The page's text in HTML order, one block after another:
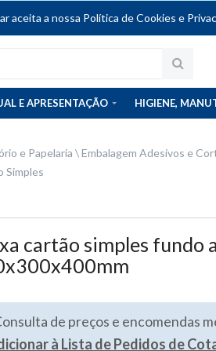
aceita a nossa Política de Cookies e
E APRESENTAÇÃO HIGIENE,
e Papelaria Embalagem Adesivos e
Simples
cartão simples fundo
de preços e encomendas
à Lista de Pedidos de